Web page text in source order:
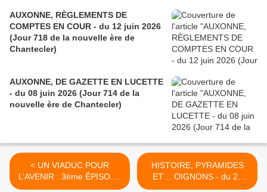
AUXONNE, RÈGLEMENTS DE
COMPTES EN COUR - du 12 juin 2026
(Jour 718 de la nouvelle ère de
Chantecler)
AUXONNE, DE GAZETTE EN LUCETTE
- du 08 juin 2026 (Jour 714 de la
nouvelle ère de Chantecler)
< UN VIADUC POUR
L’AVENIR : 3ème ÉPISODE
- du 22 février 2017
HISTOIRE, PYRAMIDES
ET… OIGNONS - du 26
février 2017 (J+2993 après